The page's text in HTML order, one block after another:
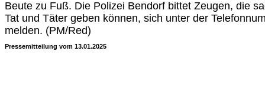
Beute zu Fuß. Die Polizei Bendorf bittet Zeugen, die
Tat und Täter geben können, sich unter der
melden. (PM/Red)
Pressemitteilung vom 13.01.2025